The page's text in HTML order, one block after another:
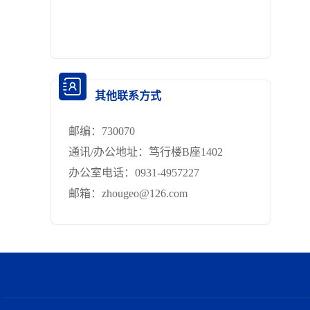
其他联系方式
邮编： 730070
通讯/办公地址： 笃行楼B座1402
办公室电话： 0931-4957227
邮箱： zhougeo@126.com